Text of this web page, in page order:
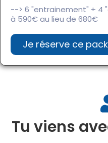
--> 6 "entrainement" + 4
à 590€ au lieu de 680€
Je réserve ce pack
Tu viens